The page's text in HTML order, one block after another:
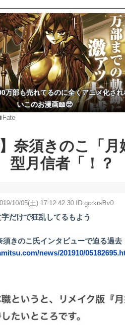
万部も売れてるのに全くアニメ化され
いこのお漫画📖🥺
Fate
】奈須きのこ「
月信者「！？
10/05(土) 17:12:42.30 ID:gcrkrsBv0
だけで狂乱してるもよう
須きのこ氏インタビューで迫る過
news/201910/